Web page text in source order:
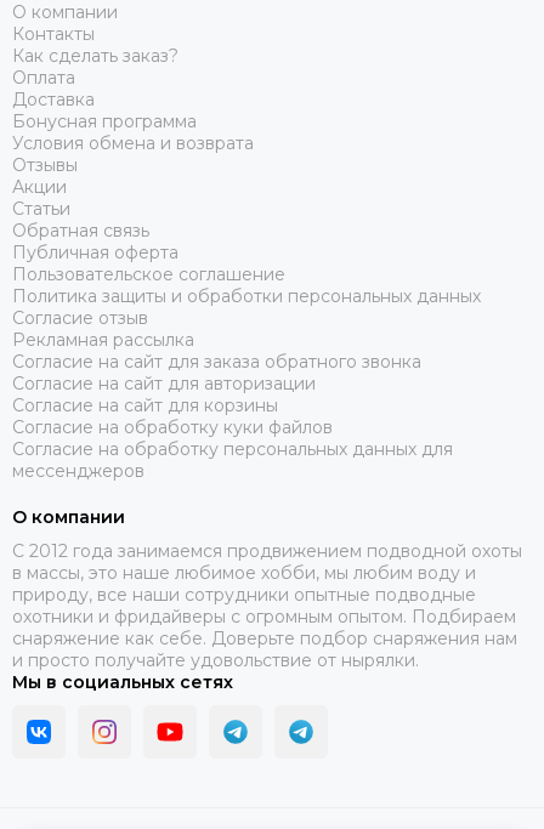
О компании
Контакты
Как сделать заказ?
Оплата
Доставка
Бонусная программа
Условия обмена и возврата
Отзывы
Акции
Статьи
Обратная связь
Публичная оферта
Пользовательское соглашение
Политика защиты и обработки персональных данных
Согласие отзыв
Рекламная рассылка
Согласие на сайт для заказа обратного звонка
Согласие на сайт для авторизации
Согласие на сайт для корзины
Согласие на обработку куки файлов
Согласие на обработку персональных данных для
мессенджеров
О компании
C 2012 года занимаемся продвижением подводной охоты
в массы, это наше любимое хобби, мы любим воду и
природу, все наши сотрудники опытные подводные
охотники и фридайверы с огромным опытом. Подбираем
снаряжение как себе. Доверьте подбор снаряжения нам
и просто получайте удовольствие от нырялки.
Мы в социальных сетях